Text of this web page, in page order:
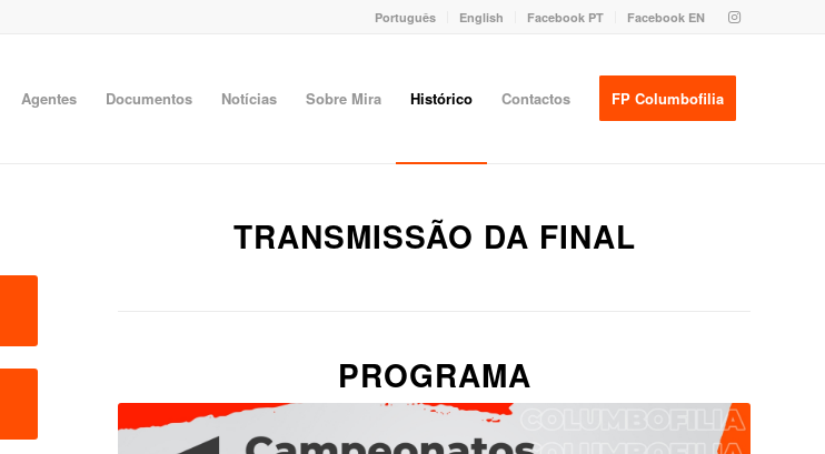
Português English Facebook PT Facebook EN
Agentes Documentos Notícias Sobre Mira Histórico Contactos FP Columbofilia
TRANSMISSÃO DA FINAL
PROGRAMA